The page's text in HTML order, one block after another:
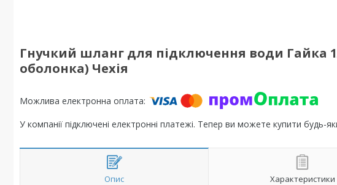
Гнучкий шланг для підключення води Гайка
оболонка) Чехія
У компанії підключені електронні платежі. Тепер ви можете купити будь-
Опис Характеристики